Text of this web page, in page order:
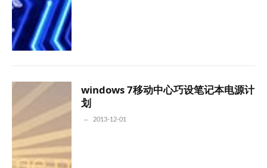
windows 7移动中心巧设笔记本电源计
划
2013-12-01